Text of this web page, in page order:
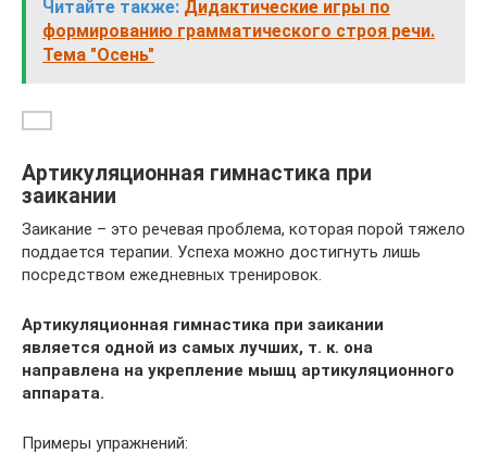
Читайте также: Дидактические игры по
формированию грамматического строя речи.
Тема "Осень"
Артикуляционная гимнастика при
заикании
Заикание – это речевая проблема, которая порой тяжело
поддается терапии. Успеха можно достигнуть лишь
посредством ежедневных тренировок.
Артикуляционная гимнастика при заикании
является одной из самых лучших, т. к. она
направлена на укрепление мышц артикуляционного
аппарата.
Примеры упражнений: